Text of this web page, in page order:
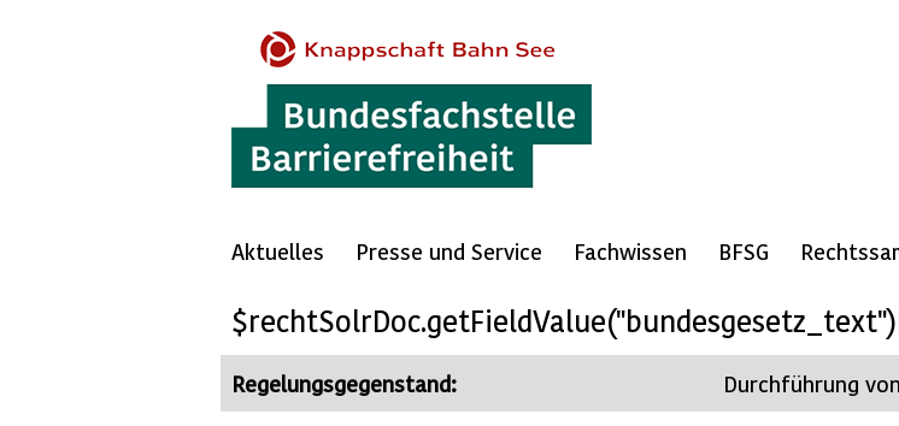
Aktuelles Presse und Service Fachwissen BFSG
Regelungsgegenstand: Durchführung